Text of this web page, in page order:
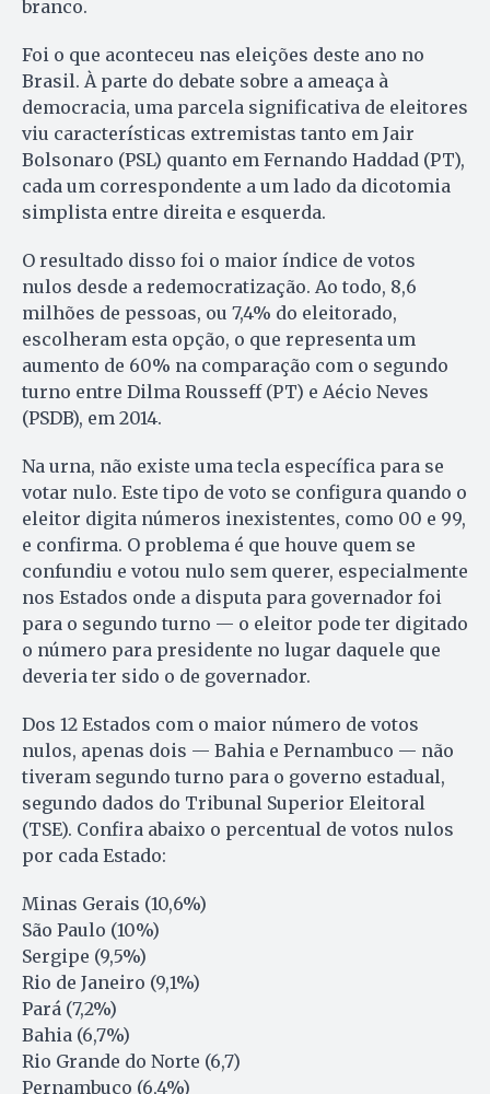
branco.
Foi o que aconteceu nas eleições deste ano no
Brasil. À parte do debate sobre a ameaça à
democracia, uma parcela significativa de eleitores
viu características extremistas tanto em Jair
Bolsonaro (PSL) quanto em Fernando Haddad (PT),
cada um correspondente a um lado da dicotomia
simplista entre direita e esquerda.
O resultado disso foi o maior índice de votos
nulos desde a redemocratização. Ao todo, 8,6
milhões de pessoas, ou 7,4% do eleitorado,
escolheram esta opção, o que representa um
aumento de 60% na comparação com o segundo
turno entre Dilma Rousseff (PT) e Aécio Neves
(PSDB), em 2014.
Na urna, não existe uma tecla específica para se
votar nulo. Este tipo de voto se configura quando o
eleitor digita números inexistentes, como 00 e 99,
e confirma. O problema é que houve quem se
confundiu e votou nulo sem querer, especialmente
nos Estados onde a disputa para governador foi
para o segundo turno — o eleitor pode ter digitado
o número para presidente no lugar daquele que
deveria ter sido o de governador.
Dos 12 Estados com o maior número de votos
nulos, apenas dois — Bahia e Pernambuco — não
tiveram segundo turno para o governo estadual,
segundo dados do Tribunal Superior Eleitoral
(TSE). Confira abaixo o percentual de votos nulos
por cada Estado:
Minas Gerais (10,6%)
São Paulo (10%)
Sergipe (9,5%)
Rio de Janeiro (9,1%)
Pará (7,2%)
Bahia (6,7%)
Rio Grande do Norte (6,7)
Pernambuco (6,4%)